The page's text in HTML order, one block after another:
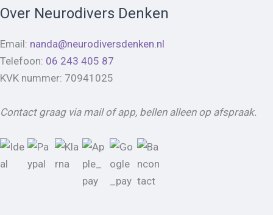
Over Neurodivers Denken
Email: nanda@neurodiversdenken.nl
Telefoon: 06 243 405 87
KVK nummer: 70941025
Contact graag via mail of app, bellen alleen op afspraak.